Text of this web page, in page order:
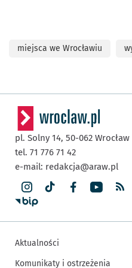
miejsca we Wrocławiu
pl. Solny 14, 50-062 Wrocław
tel. 71 776 71 42
e-mail: redakcja@araw.pl
Aktualności
Komunikaty i ostrzeżenia